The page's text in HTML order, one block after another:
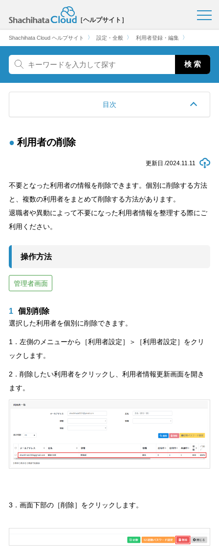
［ヘルプサイト］
Shachihata Cloud ヘルプサイト 〉 設定・全般 〉 利用者登録・編集 〉
目次
利用者の削除
更新日 /2024.11.11
不要となった利用者の情報を削除できます。個別に削除する方法
と、複数の利用者をまとめて削除する方法があります。
退職者や異動によって不要になった利用者情報を整理する際にご
利用ください。
操作方法
管理者画面
1 個別削除
選択した利用者を個別に削除できます。
1．左側のメニューから［利用者設定］＞［利用者設定］をクリ
ックします。
2．削除したい利用者をクリックし、利用者情報更新画面を開き
ます。
3．画面下部の［削除］をクリックします。